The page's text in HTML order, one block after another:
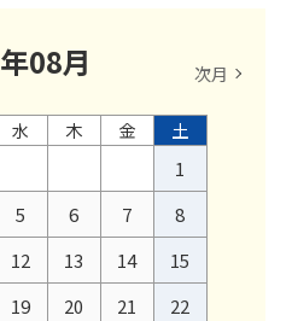
年08月 次月
水 木 金
土
1
5 6 7
8
12 13 14
15
19 20 21
22